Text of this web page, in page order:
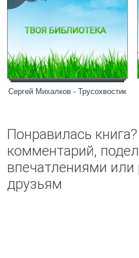
Сергей Михалков - Трусохвостик
Понравилась
комментарий,
впечатлениями или
друзьям